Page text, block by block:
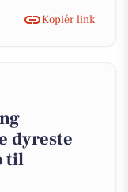
Kopiér link
dyreste
til